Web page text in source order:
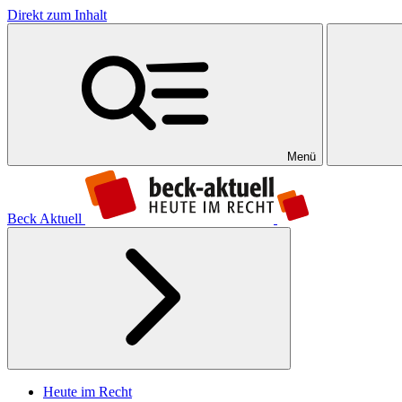
Direkt zum Inhalt
Menü
Beck Aktuell
Heute im Recht